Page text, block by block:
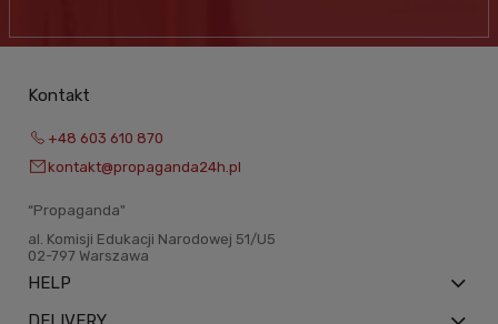
Kontakt
+48 603 610 870
kontakt@propaganda24h.pl
“Propaganda"
al. Komisji Edukacji Narodowej 51/U5
02-797 Warszawa
HELP